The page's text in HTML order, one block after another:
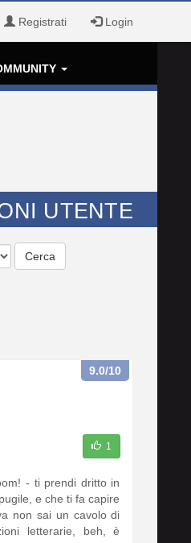
Registrati Login
UTENTE
Cerca
9.0/10
1
- ti prendi dritto in
e che ti fa capire
non sai un cavolo di
letterarie, beh, è